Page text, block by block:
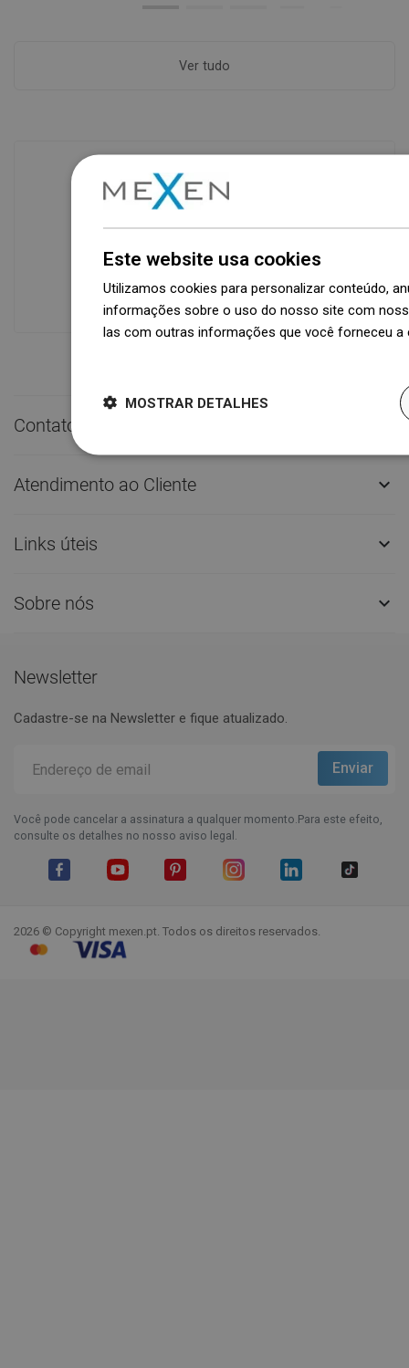
Ver tudo
Disponibilidade de mercadorias
Um moderno centro logístico com área
de 31.000 m² e mais de 68.000 paletes
produtos disponíveis!
Contato rápido
Atendimento ao Cliente 
Links úteis 
Sobre nós 
Newsletter
Cadastre-se na Newsletter e fique atualizado.
Você pode cancelar a assinatura a qualquer momento.Para este efeito,
consulte os detalhes no nosso aviso legal.
2026 © Copyright mexen.pt. Todos os direitos reservados.
Este website usa cookies
Utilizamos cookies para personalizar conteúdo,
informações sobre o uso do nosso site com
las com outras informações que você forneceu
MOSTRAR DETALHES